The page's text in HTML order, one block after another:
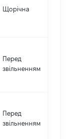
Щорічна
Перед
звільненням
Перед
звільненням